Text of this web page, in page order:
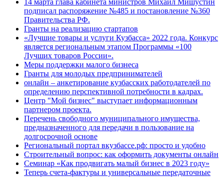
14 марта глава кабинета министров Михаил Мишустин
подписал распоряжение №485 и постановление №360
Правительства РФ.
Гранты на реализацию стартапов
«Лучшие товары и услуги Кузбасса» 2022 года. Конкурс
является региональным этапом Программы «100
Лучших товаров России».
Меры поддержки малого бизнеса
Гранты для молодых предпринимателей
онлайн – анкетирование кузбасских работодателей по
определению перспективной потребности в кадрах.
Центр "Мой бизнес" выступает информационным
партнером проекта.
Перечень свободного муниципального имущества,
предназначенного для передачи в пользование на
долгосрочной основе
Региональный портал вкузбассе.рф: просто и удобно
Строительный вопрос: как оформить документы онлайн
Семинар «Как продвигать малый бизнес в 2023 году»
Теперь счета-фактуры и универсальные передаточные